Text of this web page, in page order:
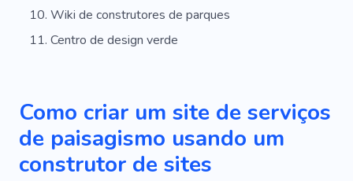
Wiki de construtores de parques
Centro de design verde
Como criar um site de serviços
de paisagismo usando um
construtor de sites